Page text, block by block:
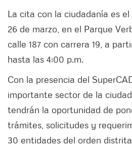
La cita con la ciudadanía es
26 de marzo, en el Parque
calle 187 con carrera 19, a
hasta las 4:00 p.m.
Con la presencia del
importante sector de la
tendrán la oportunidad de
trámites, solicitudes y
30 entidades del orden